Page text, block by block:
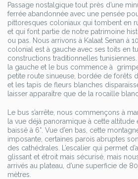
Passage nostalgique tout près d’une
ferrée abandonnée avec une pensée
pittoresques coloniaux qui tombent en
et qui font partie de notre patrimoine
ou pas. Nous arrivons à Kalaat Senan à
colonial est à gauche avec ses toits en
constructions traditionnelles
la gauche et le bus commence à
petite route sinueuse, bordée de forêts
et les tapis de fleurs blanches
laisser apparaître que de la rocaille
Le bus s’arrête, nous commençons à
la vue déjà panoramique à cette altitude
baissé à 6°. Vue d’en bas, cette
imposante, certaines parois abruptes
des cathédrales. L’escalier qui permet
glissant et étroit mais sécurisé, mais
arrivés au plateau, d’une superficie de
mètres.